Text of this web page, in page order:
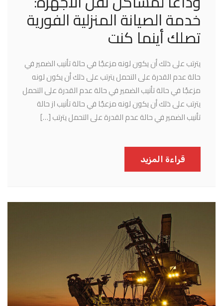
خدمة الصيانة المنزلية الفورية
تصلك أينما كنت
يترتب على ذلك أن يكون لونه مزعجًا في حالة تأنيب الضمير في
حالة عدم القدرة على التحمل يترتب على ذلك أن يكون لونه
مزعجًا في حالة تأنيب الضمير في حالة عدم القدرة على التحمل
يترتب على ذلك أن يكون لونه مزعجًا في حالة تأنيب از حالة
تأنيب الضمير في حالة عدم القدرة على التحمل يترتب […]
قراءة المزيد